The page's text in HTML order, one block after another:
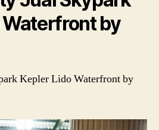
Waterfront by
Kepler Lido Waterfront by